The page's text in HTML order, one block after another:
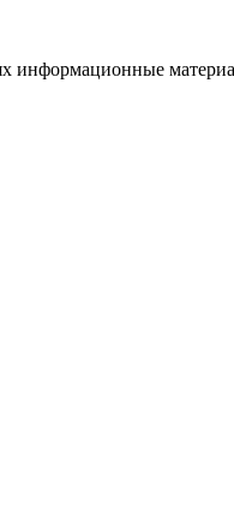
информационные